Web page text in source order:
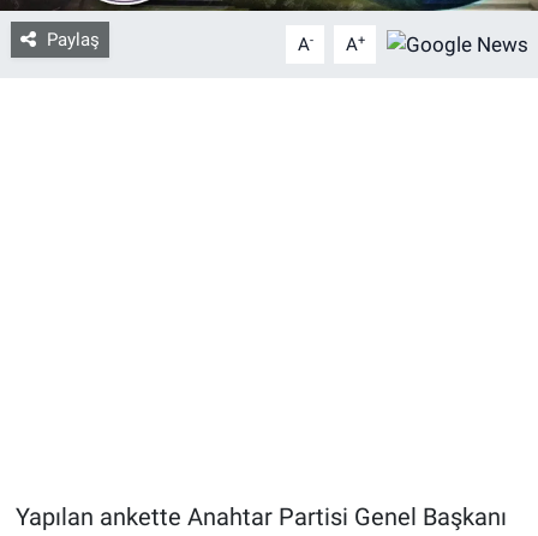
Paylaş A- A+
Yapılan ankette Anahtar Partisi Genel Başkanı
Gözden Kaçmasın